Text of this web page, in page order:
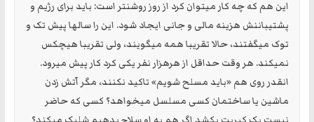
این هم که چه کار میتوان کرد از روز روشنتر است: باید برای رژیم و
پشتیباننش هزینه مالی و جانی ایجاد شود. این را سالها پیش تک و
توک میگفتند، حالا تقریبا همه میگویند، ولی تقریبا هیچکس
نمیکند. هر وقت حداقل از هرهزار نفر یکی کرد کار پیش میرود.
انقدر روی هم «باید مسلح شویم» تاکید نکنند، مگر آتش زدن
ماشین یا ساختمان کسی مسلسل میخواهد؟ کسی که حاضر